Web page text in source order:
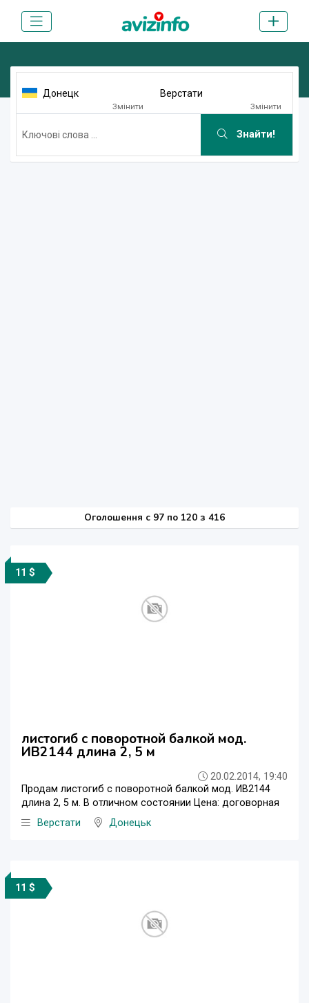
Донецк
Змінити
Верстати
Змінити
Знайти!
Оголошення c 97 по 120 з 416
11 $
листогиб с поворотной балкой мод.
ИВ2144 длина 2, 5 м
20.02.2014, 19:40
Продам листогиб с поворотной балкой мод. ИВ2144
длина 2, 5 м. В отличном состоянии Цена: договорная
Верстати
Донецьк
11 $